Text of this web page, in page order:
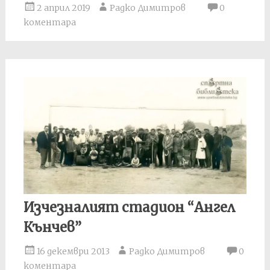
2 април 2019 Радко Димитров
0
коментара
Изчезналият стадион “Ангел
Кънчев”
16 декември 2013 Радко Димитров
0
коментара